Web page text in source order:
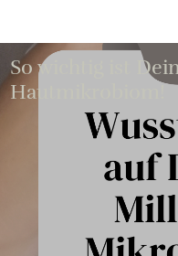
So wichtig ist
Hautmikrobiom!